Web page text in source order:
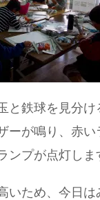
と鉄球を見分
ーが鳴り、赤
ンプが点灯しま
いため、今日